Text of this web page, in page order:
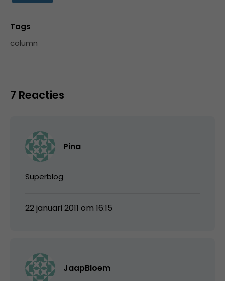
Tags
column
7 Reacties
Pina
Superblog
22 januari 2011 om 16:15
JaapBloem